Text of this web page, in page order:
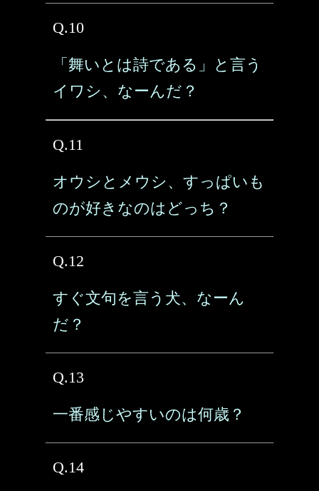
Q.10
「舞いとは詩である」と言う
イワシ、なーんだ？
Q.11
オウシとメウシ、すっぱいも
のが好きなのはどっち？
Q.12
すぐ文句を言う犬、なーん
だ？
Q.13
一番感じやすいのは何歳？
Q.14